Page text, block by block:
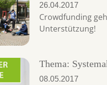
26.04.2017
Crowdfunding
Unterstützung!
Thema:
08.05.2017